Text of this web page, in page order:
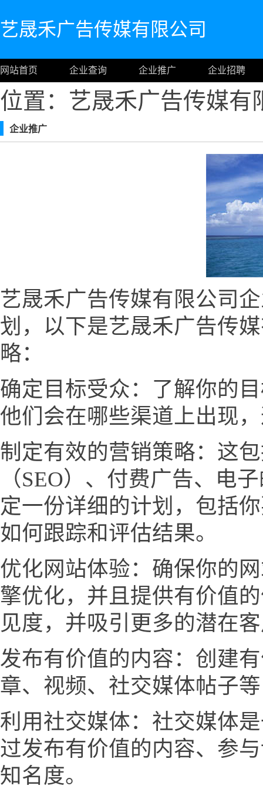
艺晟禾广告传媒有限公司
网站首页 企业查询 企业推广 企业招聘
位置：艺晟禾广告传媒有
企业推广
艺晟禾广告传媒有限公司
划，以下是艺晟禾广告传
略：
确定目标受众：了解你的
他们会在哪些渠道上出现
制定有效的营销策略：这
（SEO）、付费广告、电
定一份详细的计划，包括
如何跟踪和评估结果。
优化网站体验：确保你的
擎优化，并且提供有价值
见度，并吸引更多的潜在
发布有价值的内容：创建
章、视频、社交媒体帖子
利用社交媒体：社交媒体
过发布有价值的内容、参
知名度。